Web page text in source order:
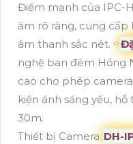
Điểm mạnh của IPC-
âm rõ ràng, cung cấp
âm thanh sắc nét. ⌔
nghệ ban đêm Hồng
cao cho phép
kiện ánh sáng yếu,
30m.
Thiết bị Camera DH-